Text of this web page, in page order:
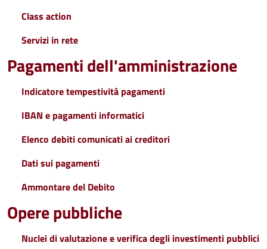
Class action
Servizi in rete
Pagamenti dell'amministrazione
Indicatore tempestività pagamenti
IBAN e pagamenti informatici
Elenco debiti comunicati ai creditori
Dati sui pagamenti
Ammontare del Debito
Opere pubbliche
Nuclei di valutazione e verifica degli investimenti pubblici